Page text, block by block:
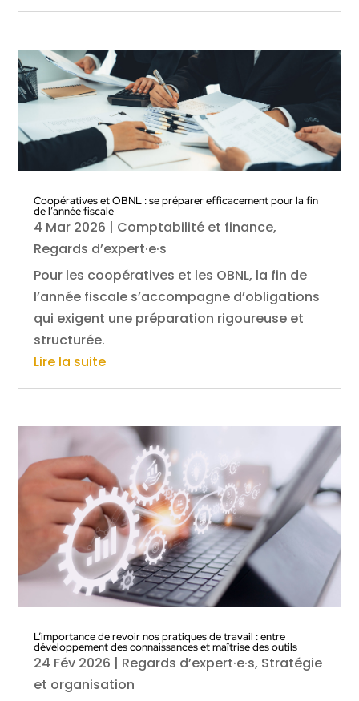
Coopératives et OBNL : se préparer efficacement pour la fin
de l’année fiscale
4 Mar 2026 | Comptabilité et finance,
Regards d’expert·e·s
Pour les coopératives et les OBNL, la fin de
l’année fiscale s’accompagne d’obligations
qui exigent une préparation rigoureuse et
structurée.
Lire la suite
L’importance de revoir nos pratiques de travail : entre
développement des connaissances et maîtrise des outils
24 Fév 2026 | Regards d’expert·e·s, Stratégie
et organisation